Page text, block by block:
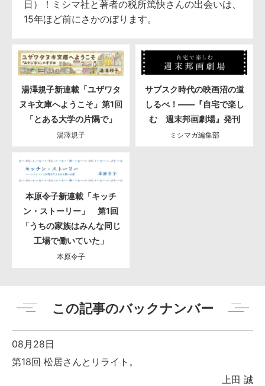
日）！ミシマ社と著者の税所篤快さんの出会いは、
15年ほど前にさかのぼります。
湯澤規子新連載「ユザワタ
ヌキ文庫へようこそ」第1回
「とある大学の片隅で」
湯澤規子
サブスク時代の映画沼の道
しるべ！――『自宅で楽し
む 週末邦画劇場』発刊
ミシマガ編集部
本原令子新連載「キッチ
ン・ストーリー」 第1回
「うちの家族はみんな同じ
工場で働いていた」
本原令子
この記事のバックナンバー
08月28日
第18回 松居さんとリライト。
上田 誠